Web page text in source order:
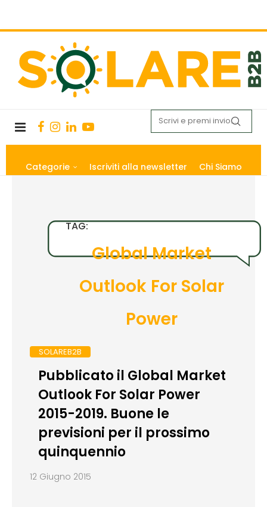
Categorie Iscriviti alla newsletter Chi Siamo
TAG:
Global Market
Outlook For Solar
Power
SOLAREB2B
Pubblicato il Global Market
Outlook For Solar Power
2015-2019. Buone le
previsioni per il prossimo
quinquennio
12 Giugno 2015